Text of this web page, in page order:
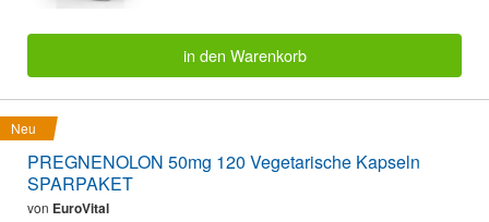
in den Warenkorb
Neu
PREGNENOLON 50mg 120 Vegetarische Kapseln
SPARPAKET
von EuroVital